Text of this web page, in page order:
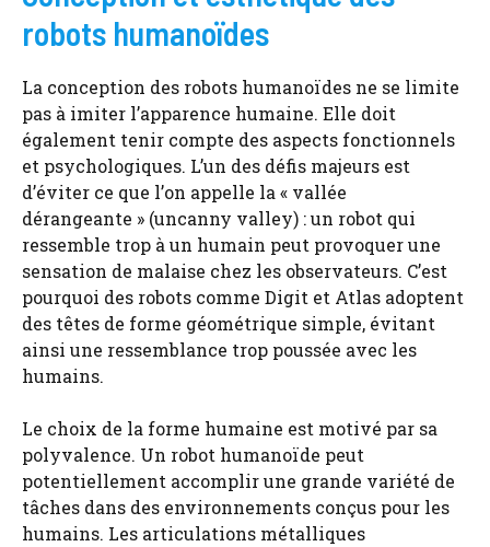
robots humanoïdes
La conception des robots humanoïdes ne se limite
pas à imiter l’apparence humaine. Elle doit
également tenir compte des aspects fonctionnels
et psychologiques. L’un des défis majeurs est
d’éviter ce que l’on appelle la « vallée
dérangeante » (uncanny valley) : un robot qui
ressemble trop à un humain peut provoquer une
sensation de malaise chez les observateurs. C’est
pourquoi des robots comme Digit et Atlas adoptent
des têtes de forme géométrique simple, évitant
ainsi une ressemblance trop poussée avec les
humains.
Le choix de la forme humaine est motivé par sa
polyvalence. Un robot humanoïde peut
potentiellement accomplir une grande variété de
tâches dans des environnements conçus pour les
humains. Les articulations métalliques